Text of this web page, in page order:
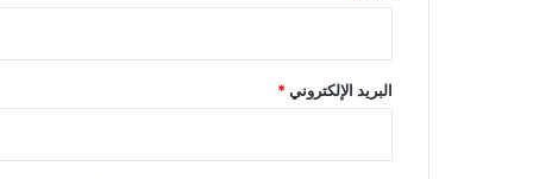
ي
ا
البريد الإلكتروني*